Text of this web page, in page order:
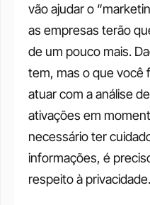
vão ajudar o
as empresas terão
de um pouco mais.
tem, mas o que você
atuar com a análise
ativações em
necessário ter
informações, é
respeito à privacidade.